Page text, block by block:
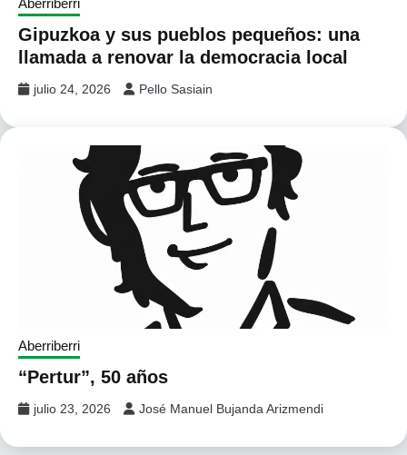
Gipuzkoa y sus pueblos pequeños: una
llamada a renovar la democracia local
julio 24, 2026 Pello Sasiain
Aberriberri
“Pertur”, 50 años
julio 23, 2026 José Manuel Bujanda Arizmendi